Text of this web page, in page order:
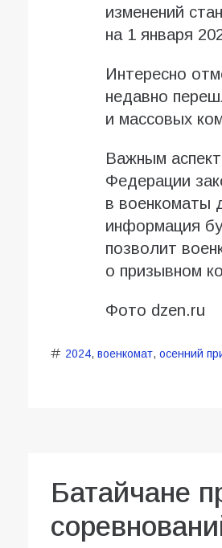
изменений
на 1 января
Интересно
недавно
и массовых
Важным
Федерации
в военкоматы
информация
позволит
о призывном
Фото dzen.ru
2024, военкомат, осенний
Батайчане